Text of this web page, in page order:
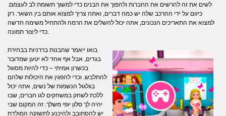
לשים את זה להרשים את החברות ולהפוך את הבנים כדי למשוך תשומת לב לעצמם.
כיזום על ידי ההרכב שלה יש כמה דברים, ואתה צריך למצוא אותם בין השאר. רק
למצוא את התאריכים הנכונים, אתה יכול להשלים את הרמה ולהתחיל משימה חדשה
כדי ליצור תמונה.
בואו ייאמר שהבנות בררניות בבחירת
בגדים, אבל אף אחד לא יטען שמדובר
בכשרון אמיתי – כדי להיות מסוגל
להתלבש. וכדי להפגין את היכולות שלהם
בגלגול הנשמות של נשים, אתה יכול
ללכת לשחק במשחקים לגו חברים, שבו
יהיה לך סלון יופי משלך. זה המקום שבי
יש להסתובב ולהיכנע לתשוקה המולדת